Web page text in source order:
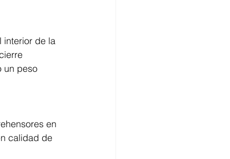
interior de la
un peso
en
calidad de